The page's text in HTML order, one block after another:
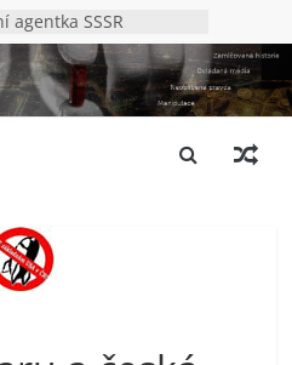
agentka SSSR
v Oděse
– jak to bylo s
v Oděse
špión?